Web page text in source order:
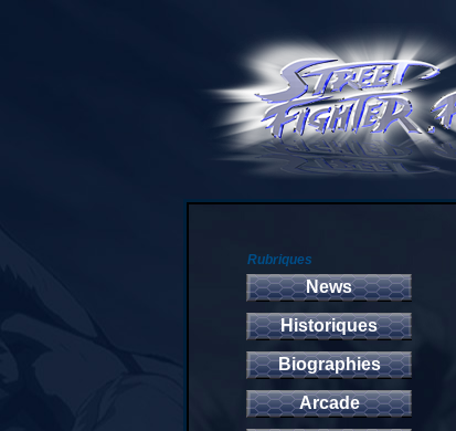
Rubriques
News
Historiques
Biographies
Arcade